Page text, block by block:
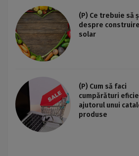
(P) Ce trebuie să
despre
solar
(P) Cum să faci
cumpărături
ajutorul unui
produse